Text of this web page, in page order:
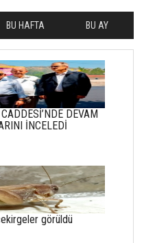
İLHAN YILMAZ
SOFRADA AYRIMCILIK
VAR
26 Subat 2026
METİN ERTEM
YENİ HİCRİ YIL VE
SEMRA ŞAHİN
KENDİNE UYANMAK
30 Temmuz 2026
BU HAFTA BU AY
DEVAM
İNCELEDİ
görüldü